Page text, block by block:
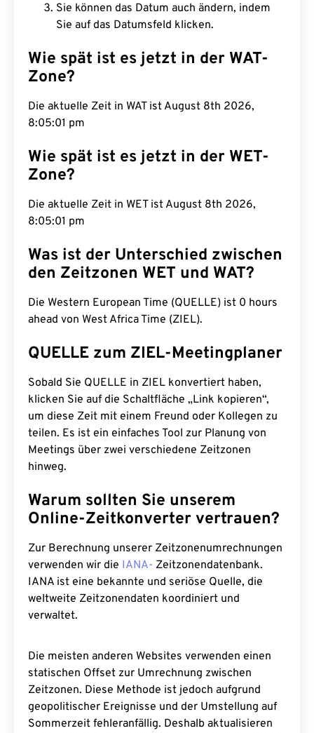
Sie können das Datum auch ändern, indem
Sie auf das Datumsfeld klicken.
Wie spät ist es jetzt in der WAT-
Zone?
Die aktuelle Zeit in WAT ist August 8th 2026,
8:05:02 pm
Wie spät ist es jetzt in der WET-
Zone?
Die aktuelle Zeit in WET ist August 8th 2026,
8:05:02 pm
Was ist der Unterschied zwischen
den Zeitzonen WET und WAT?
Die Western European Time (QUELLE) ist 0 hours
ahead von West Africa Time (ZIEL).
QUELLE zum ZIEL-Meetingplaner
Sobald Sie QUELLE in ZIEL konvertiert haben,
klicken Sie auf die Schaltfläche „Link kopieren“,
um diese Zeit mit einem Freund oder Kollegen zu
teilen. Es ist ein einfaches Tool zur Planung von
Meetings über zwei verschiedene Zeitzonen
hinweg.
Warum sollten Sie unserem
Online-Zeitkonverter vertrauen?
Zur Berechnung unserer Zeitzonenumrechnungen
verwenden wir die IANA- Zeitzonendatenbank.
IANA ist eine bekannte und seriöse Quelle, die
weltweite Zeitzonendaten koordiniert und
verwaltet.
Die meisten anderen Websites verwenden einen
statischen Offset zur Umrechnung zwischen
Zeitzonen. Diese Methode ist jedoch aufgrund
geopolitischer Ereignisse und der Umstellung auf
Sommerzeit fehleranfällig. Deshalb aktualisieren